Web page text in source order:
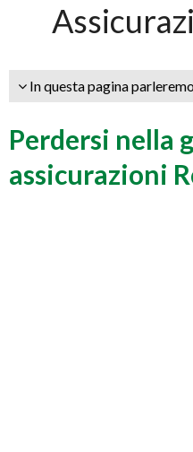
In questa pagina
Perdersi nella
assicurazioni